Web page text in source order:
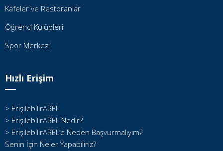
Kafeler ve Restoranlar
Öğrenci Kulüpleri
Spor Merkezi
Hızlı Erişim
> ErişilebilirAREL
> ErişilebilirAREL Nedir?
> ErişilebilirAREL’e Neden Başvurmalıyım?
Senin İçin Neler Yapabiliriz?